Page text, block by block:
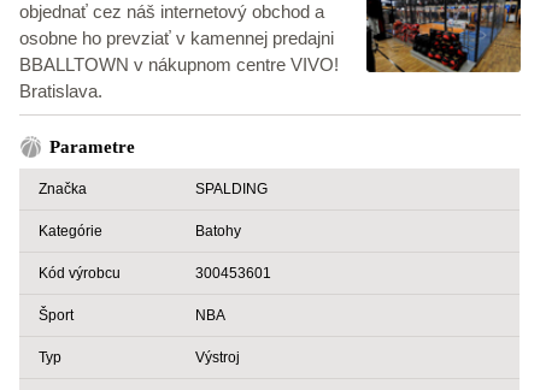
objednať cez náš internetový obchod a
osobne ho prevziať v kamennej predajni
BBALLTOWN v nákupnom centre VIVO!
Bratislava.
Parametre
Značka SPALDING
Kategórie Batohy
Kód výrobcu 300453601
Šport NBA
Typ Výstroj